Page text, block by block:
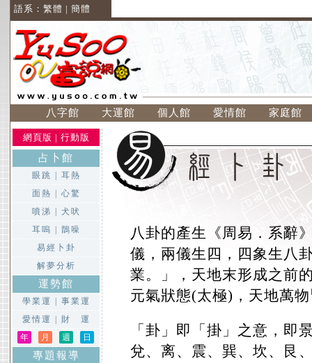
語系： 繁體 | 簡體
八字館 大運館 個人館 愛情館 家庭館
網頁版 | 行動版
占卜館
眼跳
耳熱
面熱
心驚
噴涕
犬吠
耳嗚
鵲噪
易經卜卦
解夢分析
運勢館
學業運
事業運
愛情運
財 運
年
月 週 日
專題報導
八卦的產生《周易．系辭
儀，兩儀生四，四象生八
業。」，天地末形成之前
元氣狀態(太極)，天地萬
「卦」即「掛」之意，即
兌、离、震、巽、坎、艮